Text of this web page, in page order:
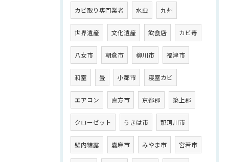
カビ取り専門業者 水虫 九州
世界遺産 文化遺産 飲食店 カビ毒
八女市 朝倉市 柳川市 福津市
和室 畳 小郡市 寝室カビ
エアコン 直方市 京都郡 築上郡
クローゼット うきは市 那珂川市
壁内結露 嘉麻市 みやま市 宮若市